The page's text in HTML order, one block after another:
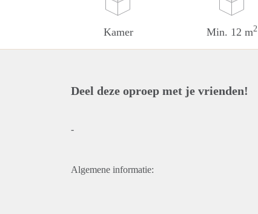
Kamer Min. 12 m2
Deel deze oproep met je vrienden!
-
Algemene informatie: